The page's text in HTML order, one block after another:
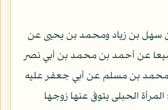
سهل بن زياد ومحمد بن يحيى عن
عن أحمد بن محمد بن أبي نصر
بن مسلم عن أبي جعفر عليه
الحبلى يتوفى عنها زوجها